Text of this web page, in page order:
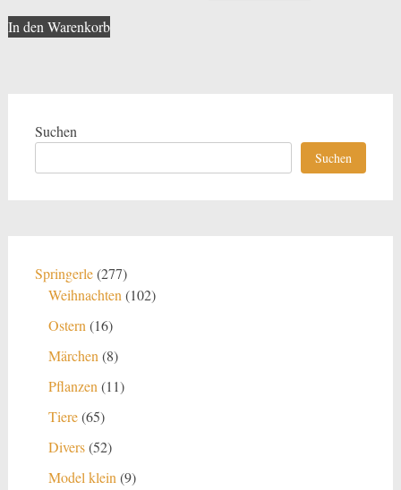
In den Warenkorb
Suchen
Suchen
Springerle 277277
Produkte
Weihnachten 102102
Ostern 1616
Märchen 88
Pflanzen 1111
Tiere 6565
Produkte
Divers 5252
Model klein 99